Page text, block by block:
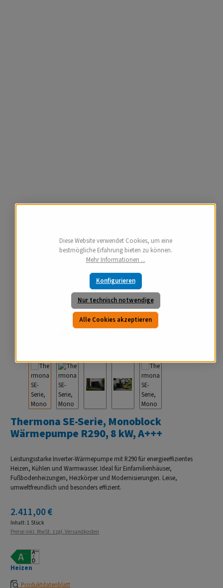
Thermona SE-Serie, Monoblock
Wärmepumpe R290, 8 kW, A+++
Leistungsstarke Inverter-Wärmepumpe mit R290 für energieeffizientes
Heizen, Kühlen und Warmwasser. Ideal für Einfamilienhäuser,
Fußbodenheizungen, Heizkörper und Modernisierungen. Leise,
umweltfreundlich und besonders effizient.
Regulärer Preis:
2.411,00 €
Inhalt: 1 Stück
Preise inkl. MwSt. zzgl. Versandkosten
Heizen
Produktdatenblatt
Diese Website verwendet Cookies, um eine
bestmögliche Erfahrung bieten zu können.
Mehr Informationen ...
Nur technisch notwendige
Konfigurieren
Alle Cookies akzeptieren